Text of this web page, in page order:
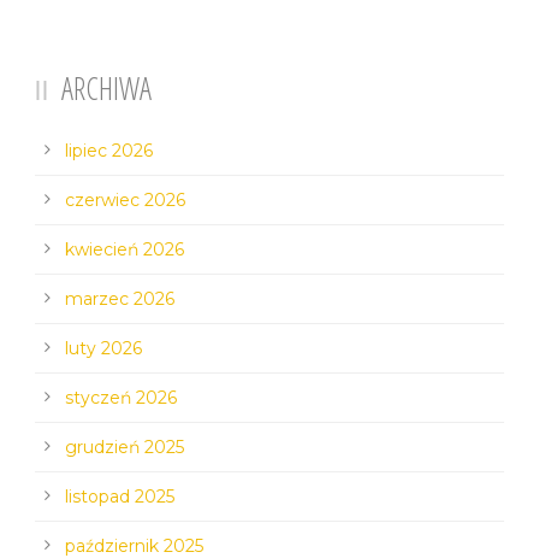
ARCHIWA
lipiec 2026
czerwiec 2026
kwiecień 2026
marzec 2026
luty 2026
styczeń 2026
grudzień 2025
listopad 2025
październik 2025